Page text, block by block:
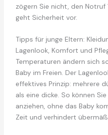
zögern Sie nicht, den Notruf
geht Sicherheit vor.
Tipps für junge Eltern:
Lagenlook, Komfort und
Temperaturen ändern sich
Baby im Freien. Der
effektives Prinzip: mehrere
als eine dicke. So können
anziehen, ohne das Baby
Zeit und verhindert